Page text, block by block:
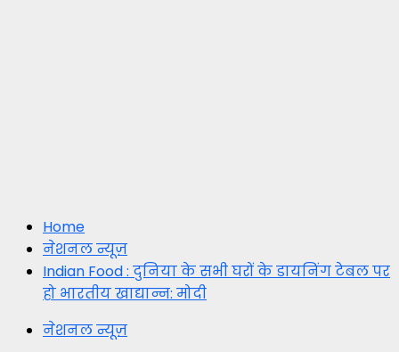
Home
नेशनल न्यूज़
Indian Food : दुनिया के सभी घरों के डायनिंग टेबल पर
हो भारतीय खाद्यान्न: मोदी
नेशनल न्यूज़